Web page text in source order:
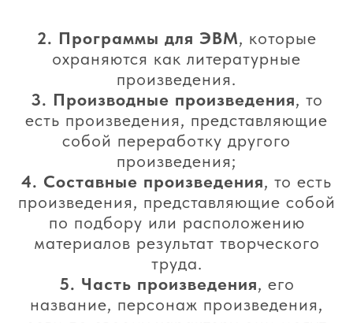
2. Программы для ЭВМ, которые
охраняются как литературные
произведения.
3. Производные произведения, то
есть произведения, представляющие
собой переработку другого
произведения;
4. Составные произведения, то есть
произведения, представляющие собой
по подбору или расположению
материалов результат творческого
труда.
5. Часть произведения, его
название, персонаж произведения,